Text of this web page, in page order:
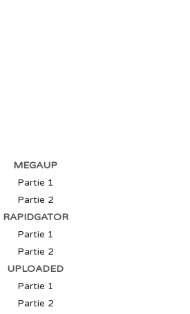
MEGAUP
Partie 1
Partie 2
RAPIDGATOR
Partie 1
Partie 2
UPLOADED
Partie 1
Partie 2